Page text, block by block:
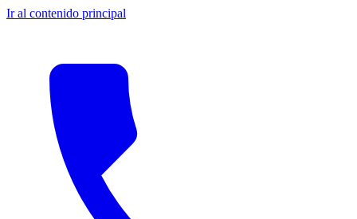
Ir al contenido principal